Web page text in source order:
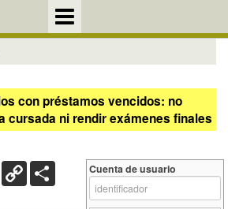
con préstamos vencidos: no
cursada ni rendir exámenes finales
X Copy
Link
Cuenta de usuario